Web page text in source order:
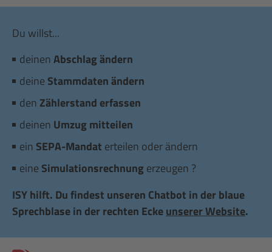
Du willst...
deinenAbschlag ändern
deine Stammdaten ändern
den Zählerstand erfassen
deinen Umzug mitteilen
ein SEPA-Mandat erteilen oder ändern
eine Simulationsrechnung erzeugen ?
ISY hilft. Du findest unseren Chatbot in der blaue
Sprechblase in der rechten Eckeunserer Website.